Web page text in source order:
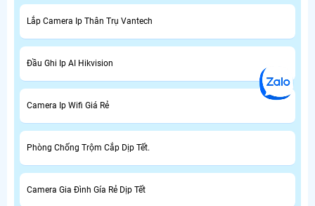
Lắp Camera Ip Thân Trụ Vantech
Đầu Ghi Ip AI Hikvision
Camera Ip Wifi Giá Rẻ
Phòng Chống Trộm Cắp Dịp Tết.
Camera Gia Đình Gía Rẻ Dịp Tết